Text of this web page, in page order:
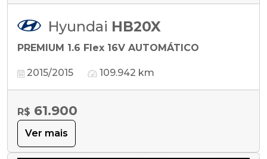
Hyundai HB20X
PREMIUM 1.6 Flex 16V AUTOMÁTICO
2015/2015 109.942 km
R$ 61.900
Ver mais